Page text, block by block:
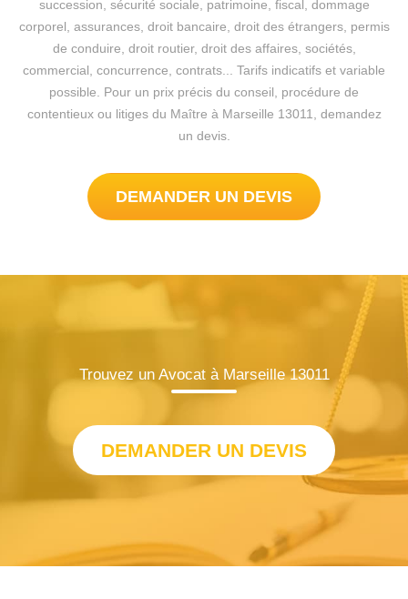
succession, sécurité sociale, patrimoine, fiscal, dommage
corporel, assurances, droit bancaire, droit des étrangers, permis
de conduire, droit routier, droit des affaires, sociétés,
commercial, concurrence, contrats... Tarifs indicatifs et variable
possible. Pour un prix précis du conseil, procédure de
contentieux ou litiges du Maître à Marseille 13011, demandez
un devis.
DEMANDER UN DEVIS
Trouvez un Avocat à Marseille 13011
DEMANDER UN DEVIS